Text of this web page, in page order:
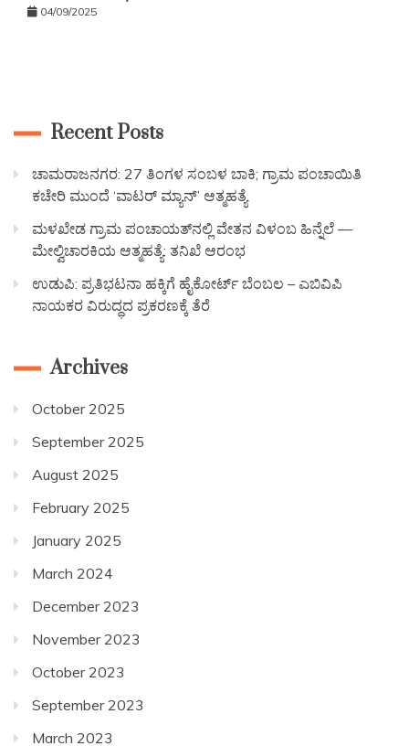
04/09/2025
Recent Posts
ಚಾಮರಾಜನಗರ: 27 ತಿಂಗಳ ಸಂಬಳ ಬಾಕಿ; ಗ್ರಾಮ ಪಂಚಾಯಿತಿ
ಕಚೇರಿ ಮುಂದೆ ‘ವಾಟರ್ ಮ್ಯಾನ್’ ಆತ್ಮಹತ್ಯೆ
ಮಳಖೇಡ ಗ್ರಾಮ ಪಂಚಾಯತ್‌ನಲ್ಲಿ ವೇತನ ವಿಳಂಬ ಹಿನ್ನೆಲೆ —
ಮೇಲ್ವಿಚಾರಕಿಯ ಆತ್ಮಹತ್ಯೆ: ತನಿಖೆ ಆರಂಭ
ಉಡುಪಿ: ಪ್ರತಿಭಟನಾ ಹಕ್ಕಿಗೆ ಹೈಕೋರ್ಟ್ ಬೆಂಬಲ – ಎಬಿವಿಪಿ
ನಾಯಕರ ವಿರುದ್ಧದ ಪ್ರಕರಣಕ್ಕೆ ತೆರೆ
Archives
October 2025
September 2025
August 2025
February 2025
January 2025
March 2024
December 2023
November 2023
October 2023
September 2023
March 2023